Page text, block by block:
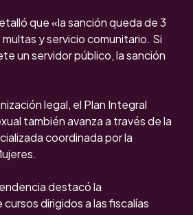
que «la sanción queda de 3
multas y servicio comunitario. Si
un servidor público, la sanción
legal, el Plan Integral
también avanza a través de la
coordinada por la
destacó la
dirigidos a las fiscalías